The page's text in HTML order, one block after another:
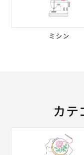
ミシン
カテ